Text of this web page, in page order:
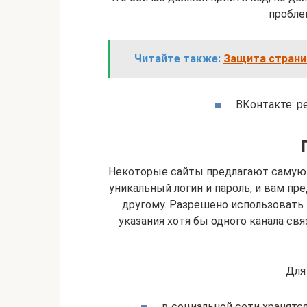
Читайте также: Защита
ВКонтакте:
Некоторые сайты предлагают
уникальный логин и пароль, и вам
другому. Разрешено
указания хотя бы одного канала
Для